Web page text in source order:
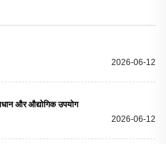
2026-06-12
और औद्योगिक उपयोग
2026-06-12